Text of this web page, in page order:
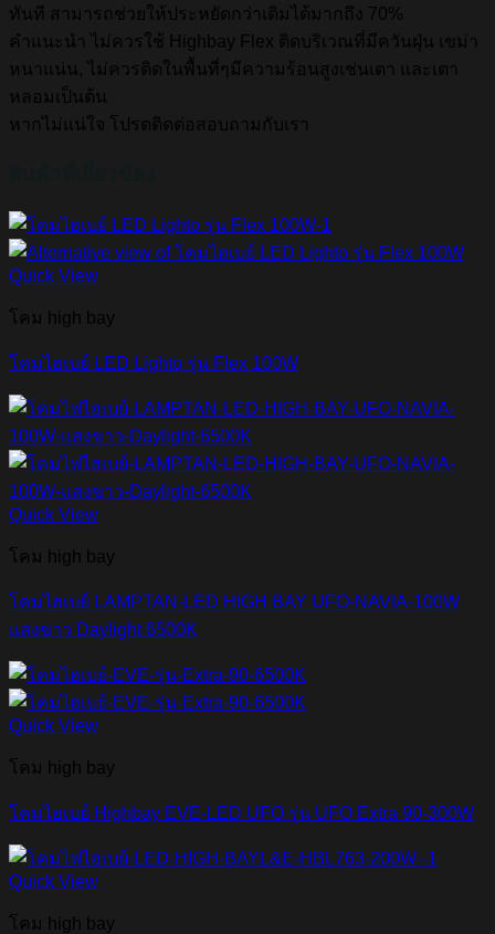
ทันที สามารถช่วยให้ประหยัดกว่าเดิมได้มากถึง 70%
คำแนะนำ ไม่ควรใช้ Highbay Flex ติดบริเวณที่มีควันฝุ่น เขม่า
หนาแน่น, ไม่ควรติดในพื้นที่ๆมีความร้อนสูงเช่นเตา และเตา
หลอมเป็นต้น
หากไม่แน่ใจ โปรดติดต่อสอบถามกับเรา
Quick View
โคม high bay
โคมไฮเบย์ LED Lighto รุ่น Flex 100W
Quick View
โคม high bay
โคมไฮเบย์ LAMPTAN-LED HIGH BAY UFO-NAVIA-100W
แสงขาว Daylight 6500K
Quick View
โคม high bay
โคมไฮเบย์ Highbay EVE-LED UFO รุ่น UFO Extra 90-300W
Quick View
โคม high bay